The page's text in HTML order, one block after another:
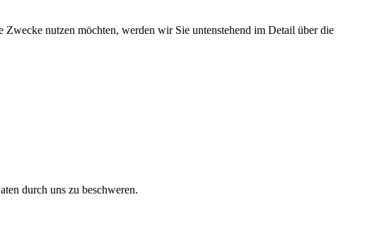
nutzen möchten, werden wir Sie untenstehend im Detail über die
durch uns zu beschweren.